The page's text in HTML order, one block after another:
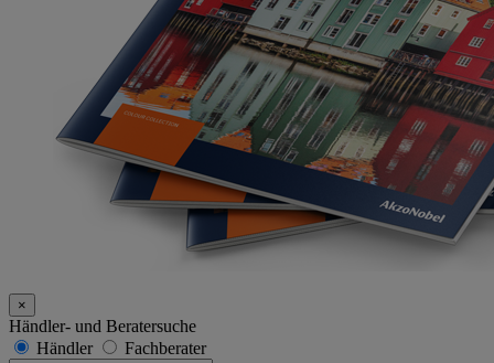
×
Händler- und Beratersuche
Händler
Fachberater